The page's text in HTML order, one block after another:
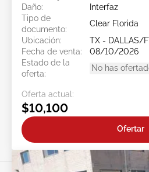
Daño:
Interfaz
Tipo de
documento:
Clear Florida
Ubicación:
TX - DALLAS/
Fecha de venta:
08/10/2026
Estado de la
oferta:
No has
Oferta actual:
$10,100
Ofertar